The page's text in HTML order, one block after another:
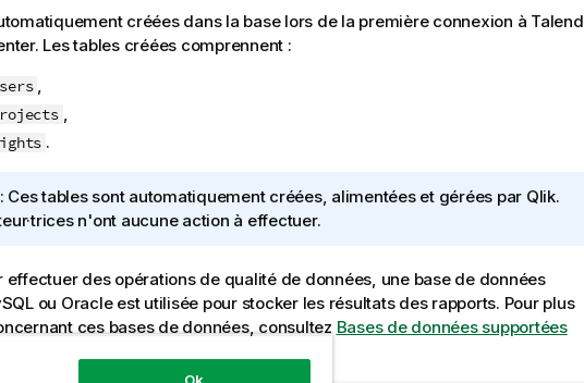
créées dans la base lors de la première connexion à Talend
. Les tables créées comprennent :
,
,
.
Ces tables sont automatiquement créées, alimentées et gérées par Qlik.
n'ont aucune action à effectuer.
effectuer des opérations de qualité de données, une base de données
ou Oracle est utilisée pour stocker les résultats des rapports. Pour plus
ces bases de données, consultez Bases de données supportées